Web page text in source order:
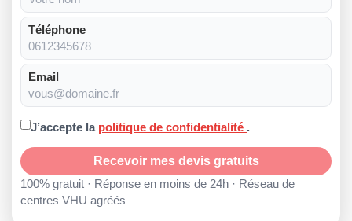
Téléphone
Email
J’accepte la politique de confidentialité .
Recevoir mes devis gratuits
100% gratuit · Réponse en moins de 24h · Réseau de
centres VHU agréés